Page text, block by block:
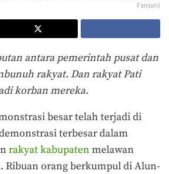
Fansuri)
antara pemerintah pusat dan
rakyat. Dan rakyat Pati
korban mereka.
besar telah terjadi di
terbesar dalam
rakyat kabupaten melawan
Ribuan orang berkumpul di Alun-